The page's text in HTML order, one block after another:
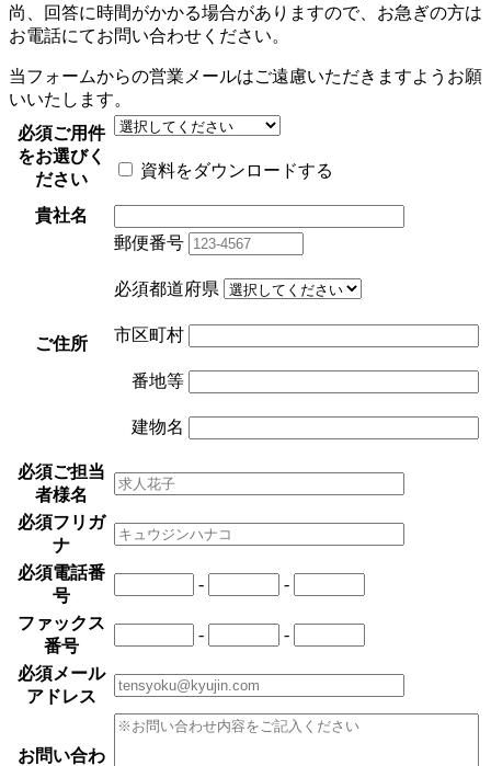
尚、回答に時間がかかる場合がありますので、お急ぎの方は
お電話にてお問い合わせください。
当フォームからの営業メールはご遠慮いただきますようお願
いいたします。
必須ご用件
をお選びく
ださい
資料をダウンロードする
貴社名
ご住所
郵便番号
必須都道府県
市区町村
番地等
建物名
必須ご担当
者様名
必須フリガ
ナ
必須電話番
号
- -
ファックス
番号
- -
必須メール
アドレス
お問い合わ